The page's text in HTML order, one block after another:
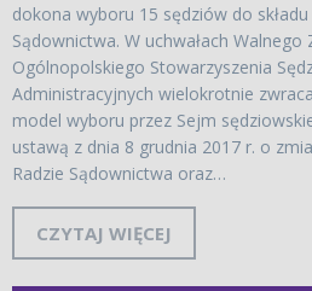
dokona wyboru 15 sędziów do
Sądownictwa. W uchwałach
Ogólnopolskiego Stowarzyszenia
Administracyjnych wielokrotnie
model wyboru przez Sejm
ustawą z dnia 8 grudnia 2017 r. o
Radzie Sądownictwa oraz…
CZYTAJ WIĘCEJ